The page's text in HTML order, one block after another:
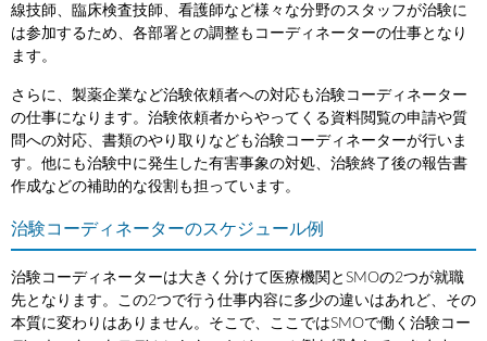
線技師、臨床検査技師、看護師など様々な分野のスタッフが治験に
は参加するため、各部署との調整もコーディネーターの仕事となり
ます。
さらに、製薬企業など治験依頼者への対応も治験コーディネーター
の仕事になります。治験依頼者からやってくる資料閲覧の申請や質
問への対応、書類のやり取りなども治験コーディネーターが行いま
す。他にも治験中に発生した有害事象の対処、治験終了後の報告書
作成などの補助的な役割も担っています。
治験コーディネーターのスケジュール例
治験コーディネーターは大きく分けて医療機関とSMOの2つが就職
先となります。この2つで行う仕事内容に多少の違いはあれど、その
本質に変わりはありません。そこで、ここではSMOで働く治験コー